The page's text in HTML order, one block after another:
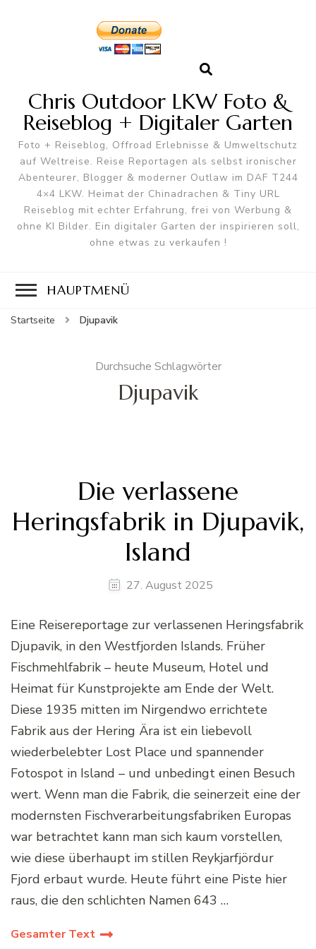
Chris Outdoor LKW Foto &
Reiseblog + Digitaler Garten
Foto + Reiseblog, Offroad Erlebnisse & Umweltschutz
auf Weltreise. Reise Reportagen als selbst ironischer
Abenteurer, Blogger & moderner Outlaw im DAF T244
4×4 LKW. Heimat der Chinadrachen & Tiny URL
Reiseblog mit echter Erfahrung, frei von Werbung &
ohne KI Bilder. Ein digitaler Garten der inspirieren soll,
ohne etwas zu verkaufen !
HAUPTMENÜ
Startseite Djupavik
Durchsuche Schlagwörter
Djupavik
Die verlassene
Heringsfabrik in Djupavik,
Island
27. August 2025
Eine Reisereportage zur verlassenen Heringsfabrik
Djupavik, in den Westfjorden Islands. Früher
Fischmehlfabrik – heute Museum, Hotel und
Heimat für Kunstprojekte am Ende der Welt.
Diese 1935 mitten im Nirgendwo errichtete
Fabrik aus der Hering Ära ist ein liebevoll
wiederbelebter Lost Place und spannender
Fotospot in Island – und unbedingt einen Besuch
wert. Wenn man die Fabrik, die seinerzeit eine der
modernsten Fischverarbeitungsfabriken Europas
war betrachtet kann man sich kaum vorstellen,
wie diese überhaupt im stillen Reykjarfjördur
Fjord erbaut wurde. Heute führt eine Piste hier
raus, die den schlichten Namen 643 …
Gesamter Text